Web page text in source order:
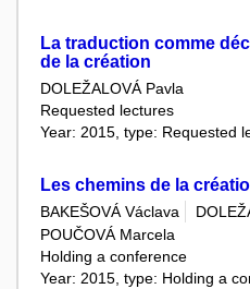
La traduction comme
de la création
DOLEŽALOVÁ Pavla
Requested lectures
Year: 2015, type: Requested
Les chemins de la
BAKEŠOVÁ Václava
POUČOVÁ Marcela
Holding a conference
Year: 2015, type: Holding a